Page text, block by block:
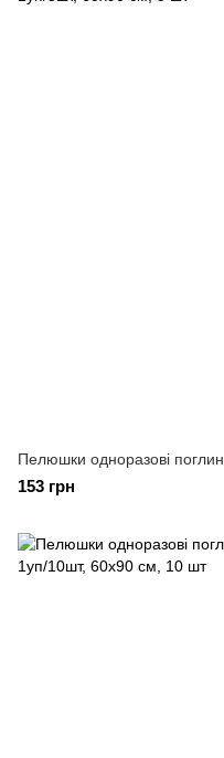
Пелюшки одноразові
153 грн